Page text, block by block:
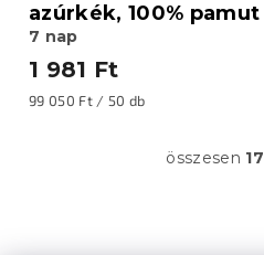
azúrkék, 100% pamut
7 nap
1 981 Ft
Egységár:
99 050 Ft / 50 db
L
összesen 17